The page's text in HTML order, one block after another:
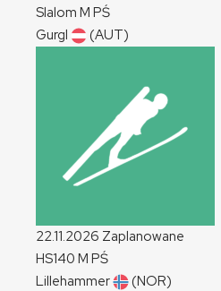
Slalom M PŚ
Gurgl
(AUT)
22.11.2026 Zaplanowane
HS140 M PŚ
Lillehammer
(NOR)